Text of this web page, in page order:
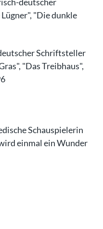
"Die dunkle
Schriftsteller
"Das Treibhaus",
Schauspielerin
einmal ein Wunder